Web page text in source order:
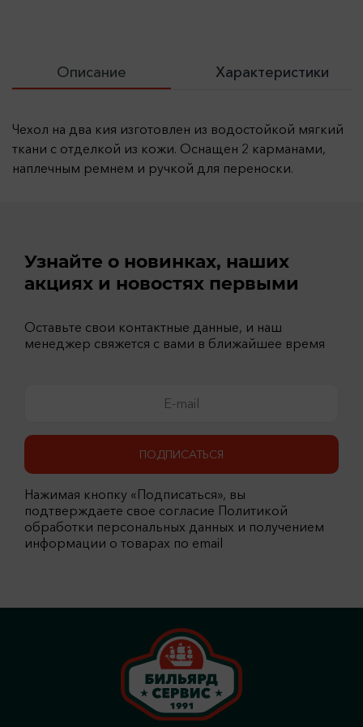
Описание Характеристики
Чехол на два кия изготовлен из водостойкой мягкий
ткани с отделкой из кожи. Оснащен 2 карманами,
наплечным ремнем и ручкой для переноски.
Узнайте о новинках, наших
акциях и новостях первыми
Оставьте свои контактные данные, и наш
менеджер свяжется с вами в ближайшее время
ПОДПИСАТЬСЯ
Нажимая кнопку «Подписаться», вы
подтверждаете свое согласие Политикой
обработки персональных данных и получением
информации о товарах по email